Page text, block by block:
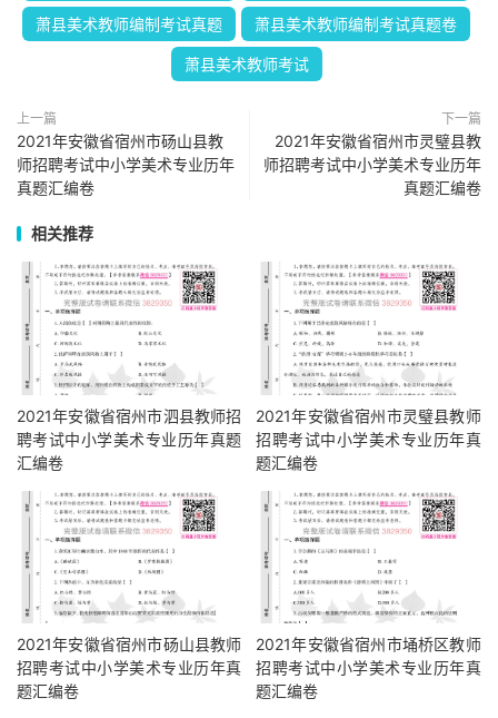
萧县美术教师编制考试真题 萧县美术教师编制考试真题卷
萧县美术教师考试
上一篇
2021年安徽省宿州市砀山县教
师招聘考试中小学美术专业历年
真题汇编卷
下一篇
2021年安徽省宿州市灵璧县教
师招聘考试中小学美术专业历年
真题汇编卷
相关推荐
2021年安徽省宿州市泗县教师招
聘考试中小学美术专业历年真题
汇编卷
2021年安徽省宿州市灵璧县教师
招聘考试中小学美术专业历年真
题汇编卷
2021年安徽省宿州市砀山县教师
招聘考试中小学美术专业历年真
题汇编卷
2021年安徽省宿州市埇桥区教师
招聘考试中小学美术专业历年真
题汇编卷